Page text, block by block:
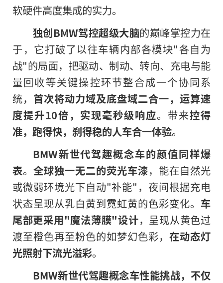
软硬件高度集成的实力。
独创BMW驾控超级大脑的巅峰掌控力在
于，它打破了以往车辆内部各模块"各自为
战"的局面，把驱动、制动、转向、充电与能
量回收等关键操控环节整合成一个协同系
统， 首次将动力域及底盘域二合一，运算速
度提升10倍，实现毫秒级响应。带来控得
准，跑得快，刹得稳的人车合一体验。
BMW新世代驾趣概念车的颜值同样爆
表。 全球独一无二的荧光车漆，能在自然光
或微弱环境光下自动"补能"，夜间根据充电
状态呈现从乳白黄到霓虹黄的色彩变化。 车
尾部更采用"魔法薄膜"设计，呈现从黄色过
渡至橙色再至粉色的如梦幻色彩， 在动态灯
光照射下流光溢彩。
BMW新世代驾趣概念车性能挑战，不仅